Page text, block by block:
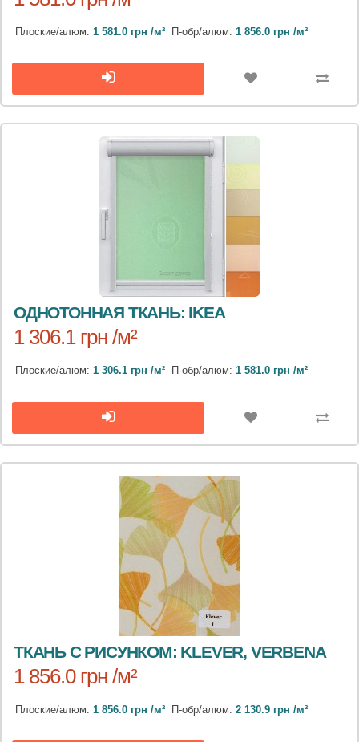
Плоские/алюм: 1 581.0 грн /м² П-обр/алюм: 1 856.0 грн /м²
ОДНОТОННАЯ ТКАНЬ: IKEA
1 306.1 грн /м²
Плоские/алюм: 1 306.1 грн /м² П-обр/алюм: 1 581.0 грн /м²
ТКАНЬ С РИСУНКОМ: KLEVER, VERBENA
1 856.0 грн /м²
Плоские/алюм: 1 856.0 грн /м² П-обр/алюм: 2 130.9 грн /м²